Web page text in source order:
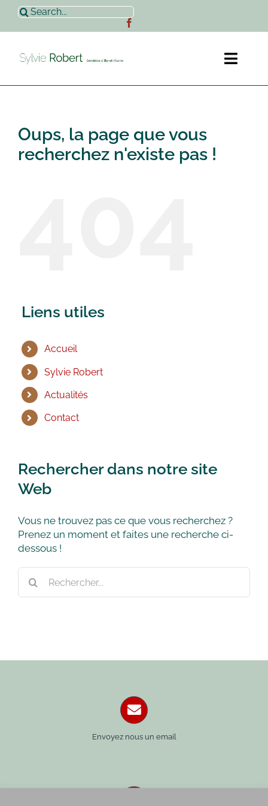
Passer
contenu
Rechercher:
Sylvie Robert
Oups, la page que vous
recherchez n'existe pas !
Liens utiles
Accueil
Sylvie Robert
Actualités
Contact
Rechercher dans notre site
Web
Vous ne trouvez pas ce que vous recherchez ?
Prenez un moment et faites une recherche ci-
dessous !
Envoyez nous un email